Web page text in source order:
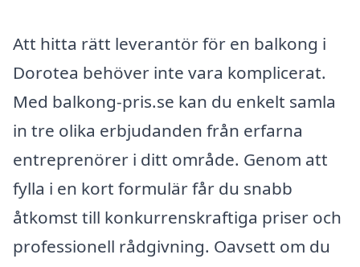
Att hitta rätt leverantör för en balkong i
Dorotea behöver inte vara komplicerat.
Med balkong-pris.se kan du enkelt samla
in tre olika erbjudanden från erfarna
entreprenörer i ditt område. Genom att
fylla i en kort formulär får du snabb
åtkomst till konkurrenskraftiga priser och
professionell rådgivning. Oavsett om du